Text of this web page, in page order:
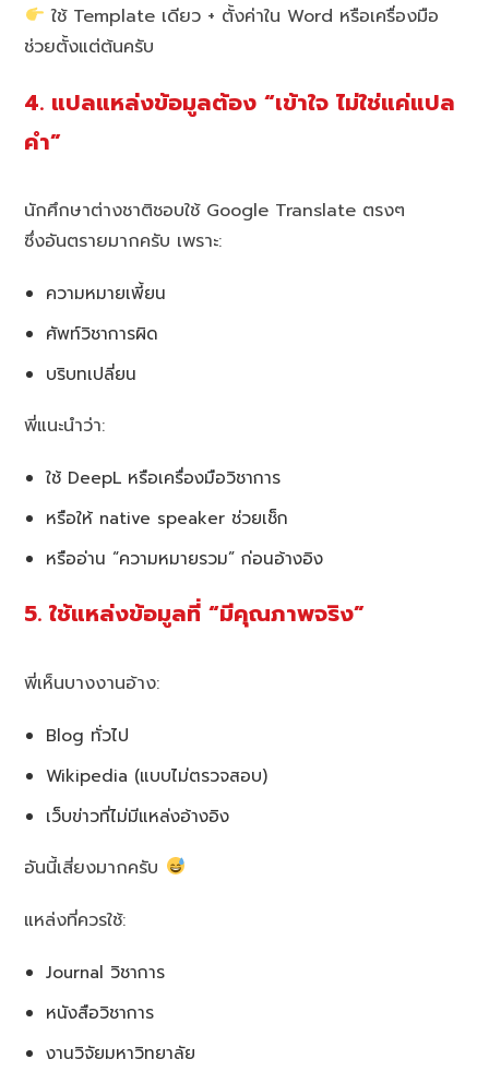
ใช้ Template เดียว + ตั้งค่าใน Word หรือเครื่องมือ
ช่วยตั้งแต่ต้นครับ
4. แปลแหล่งข้อมูลต้อง “เข้าใจ ไม่ใช่แค่แปล
คำ”
นักศึกษาต่างชาติชอบใช้ Google Translate ตรงๆ
ซึ่งอันตรายมากครับ เพราะ:
ความหมายเพี้ยน
ศัพท์วิชาการผิด
บริบทเปลี่ยน
พี่แนะนำว่า:
ใช้ DeepL หรือเครื่องมือวิชาการ
หรือให้ native speaker ช่วยเช็ก
หรืออ่าน “ความหมายรวม” ก่อนอ้างอิง
5. ใช้แหล่งข้อมูลที่ “มีคุณภาพจริง”
พี่เห็นบางงานอ้าง:
Blog ทั่วไป
Wikipedia (แบบไม่ตรวจสอบ)
เว็บข่าวที่ไม่มีแหล่งอ้างอิง
อันนี้เสี่ยงมากครับ
แหล่งที่ควรใช้:
Journal วิชาการ
หนังสือวิชาการ
งานวิจัยมหาวิทยาลัย